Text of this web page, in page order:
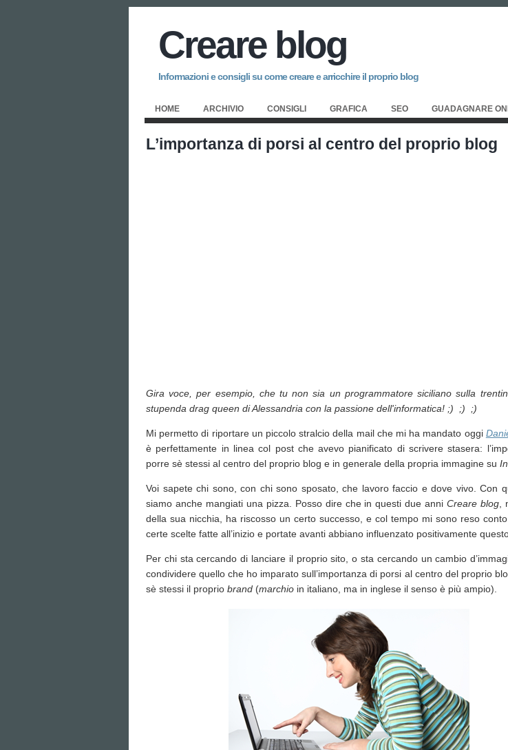
Creare blog
Informazioni e consigli su come creare e arricchire il proprio blog
HOME ARCHIVIO CONSIGLI GRAFICA SEO GUADAGNARE
L’importanza di porsi al centro del proprio blog
Gira voce, per esempio, che tu non sia un programmatore siciliano sulla
stupenda drag queen di Alessandria con la passione dell'informatica! ;) ;) ;)
Mi permetto di riportare un piccolo stralcio della mail che mi ha mandato oggi
è perfettamente in linea col post che avevo pianificato di scrivere stasera:
porre sè stessi al centro del proprio blog e in generale della propria immagine su
Voi sapete chi sono, con chi sono sposato, che lavoro faccio e dove vivo. Con
siamo anche mangiati una pizza. Posso dire che in questi due anniCreare blog
della sua nicchia, ha riscosso un certo successo, e col tempo mi sono reso
certe scelte fatte all’inizio e portate avanti abbiano influenzato positivamente
Per chi sta cercando di lanciare il proprio sito, o sta cercando un cambio
condividere quello che ho imparato sull’importanza di porsi al centro del proprio
sè stessi il proprio brand (marchio in italiano, ma in inglese il senso è più ampio).